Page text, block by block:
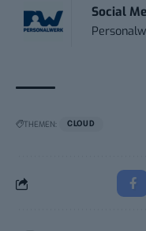
Social
THEMEN: CLOUD